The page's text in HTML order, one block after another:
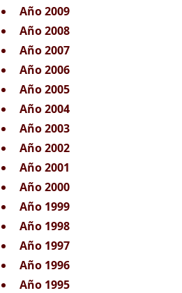
Año 2009
Año 2008
Año 2007
Año 2006
Año 2005
Año 2004
Año 2003
Año 2002
Año 2001
Año 2000
Año 1999
Año 1998
Año 1997
Año 1996
Año 1995